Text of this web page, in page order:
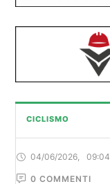
CICLISMO
04/06/2026 09:04
0 COMMENTI